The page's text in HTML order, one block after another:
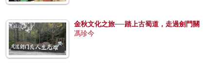
金秋文化之旅──踏上古蜀道，走過劍門關
馮珍今